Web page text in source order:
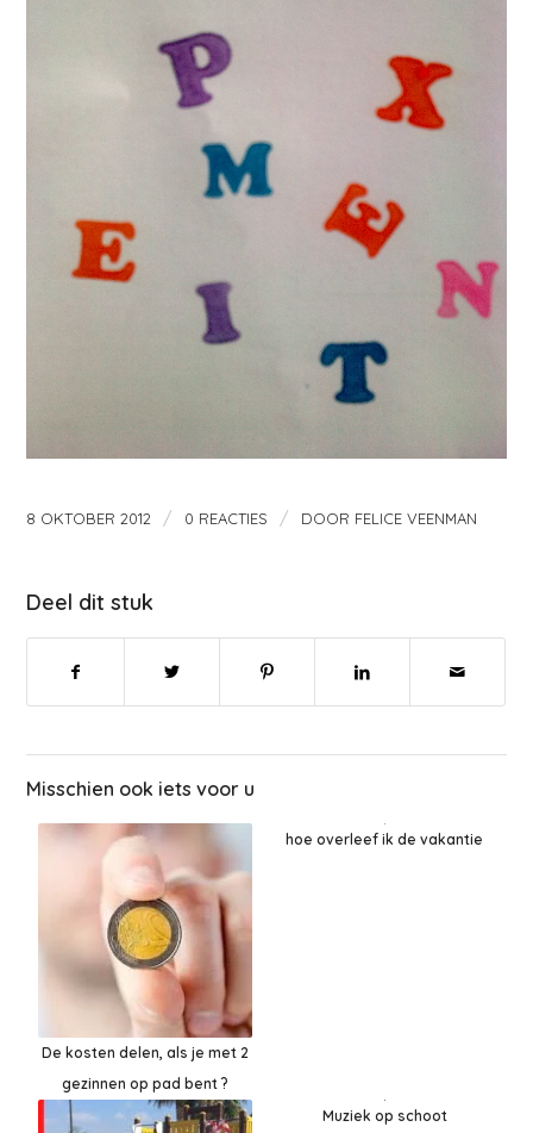
8 OKTOBER 2012 / 0 REACTIES / DOOR FELICE VEENMAN
Deel dit stuk
Misschien ook iets voor u
De kosten delen, als je met 2
gezinnen op pad bent ?
hoe overleef ik de vakantie
Muziek op schoot